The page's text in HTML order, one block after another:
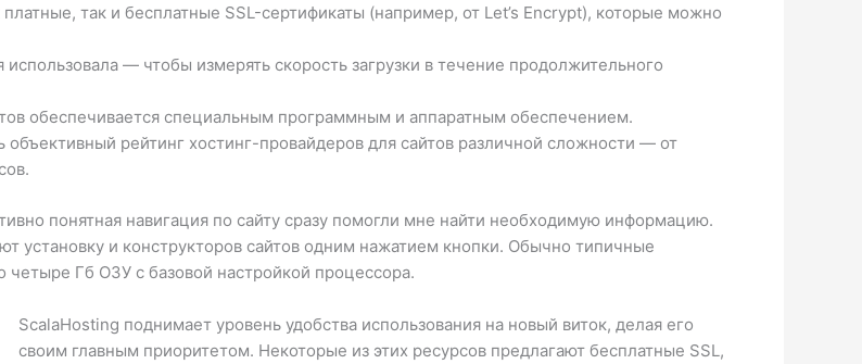
так и бесплатные SSL-сертификаты (например, от Let’s Encrypt), которые можно
— чтобы измерять скорость загрузки в течение продолжительного
обеспечивается специальным программным и аппаратным обеспечением.
объективный рейтинг хостинг-провайдеров для сайтов различной сложности — от
понятная навигация по сайту сразу помогли мне найти необходимую информацию.
установку и конструкторов сайтов одним нажатием кнопки. Обычно типичные
четыре Гб ОЗУ с базовой настройкой процессора.
ScalaHosting поднимает уровень удобства использования на новый виток, делая его
своим главным приоритетом. Некоторые из этих ресурсов предлагают бесплатные SSL,